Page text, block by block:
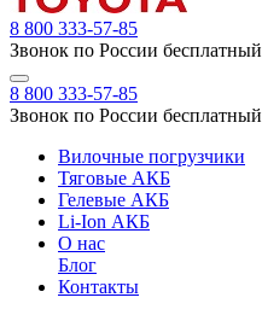
8 800 333-57-85
Звонок по России бесплатный
8 800 333-57-85
Звонок по России бесплатный
Вилочные погрузчики
Тяговые АКБ
Гелевые АКБ
Li-Ion АКБ
О нас
Блог
Контакты